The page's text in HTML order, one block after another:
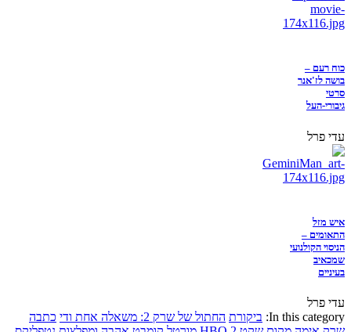
כוח רעם –
בושה לז'אנר
סרטי
גיבורי-העל
עדי פרל
איש מזל
התאומים –
הניסוי הקולנועי
שמכאיב
בעיניים
עדי פרל
In this category: ביקורת החתול של שרק 2: משאלה אחת ודי
כתבה